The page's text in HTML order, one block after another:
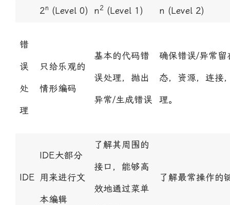
2n (Level 0) n2 (Level 1) n (Level 2)
错
误
处
理
只给乐观的
情形编码
基本的代码错
误处理，抛出
异常/生成错误
确保错误/异常留
态，资源，连接
理。
IDE
IDE大部分
用来进行文
本编辑
了解其周围的
接口，能够高
效地通过菜单
了解最常操作的